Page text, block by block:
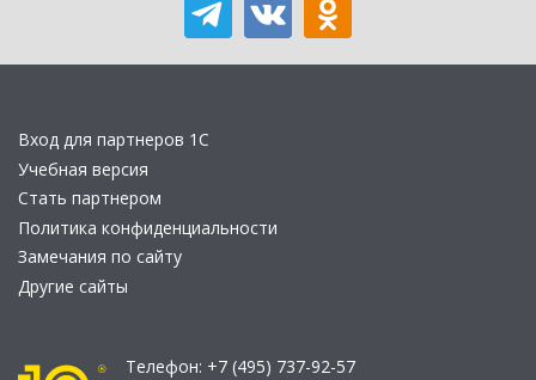
Вход для партнеров 1С
Учебная версия
Стать партнером
Политика конфиденциальности
Замечания по сайту
Другие сайты
Телефон: +7 (495) 737-92-57